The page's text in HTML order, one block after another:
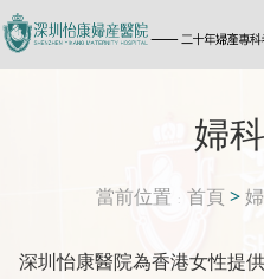
婦
當前位置 首頁 >
深圳怡康醫院為香港女性提